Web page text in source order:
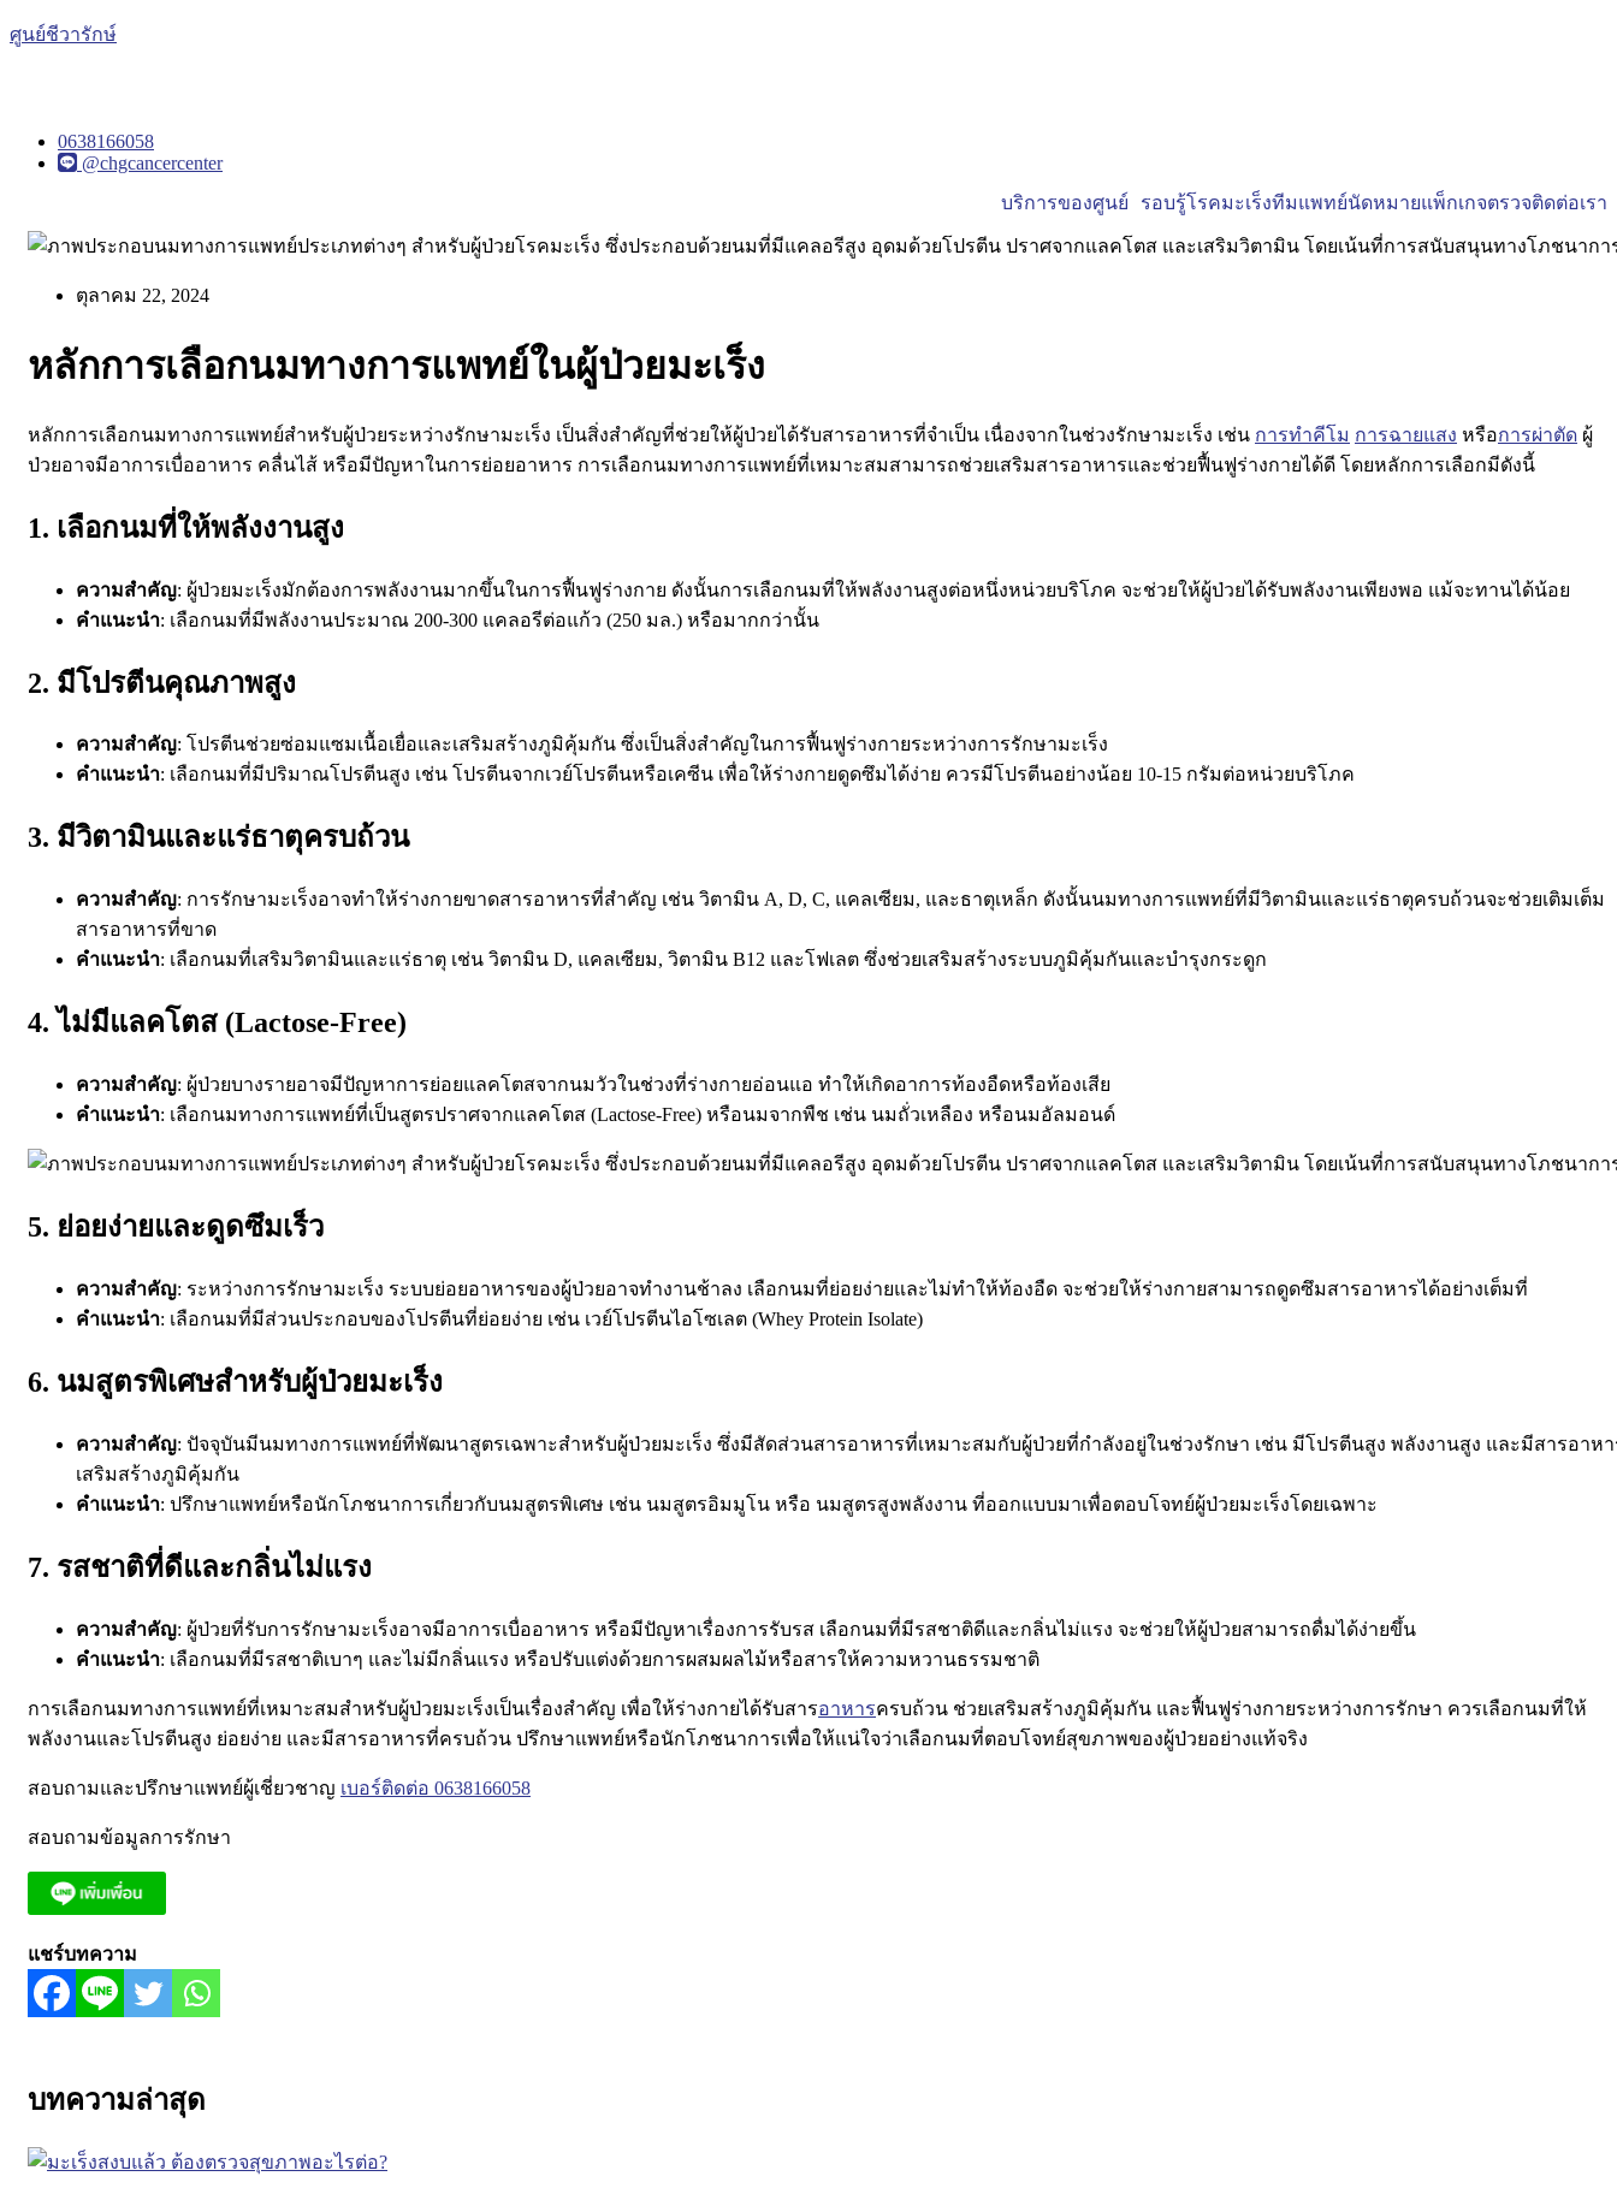
ศูนย์ชีวารักษ์
0638166058
@chgcancercenter
บริการของศูนย์
รอบรู้โรคมะเร็งทีมแพทย์นัดหมายแพ็กเกจตรวจติดต่อเรา
ตุลาคม 22, 2024
หลักการเลือกนมทางการแพทย์ในผู้ป่วยมะเร็ง
หลักการเลือกนมทางการแพทย์สำหรับผู้ป่วยระหว่างรักษามะเร็ง เป็นสิ่งสำคัญที่ช่วยให้ผู้ป่วยได้รับสารอาหารที่จำเป็น เนื่องจากในช่วงรักษามะเร็ง เช่น การทำคีโม การฉายแสง หรือการผ่าตัด ผู้
ป่วยอาจมีอาการเบื่ออาหาร คลื่นไส้ หรือมีปัญหาในการย่อยอาหาร การเลือกนมทางการแพทย์ที่เหมาะสมสามารถช่วยเสริมสารอาหารและช่วยฟื้นฟูร่างกายได้ดี โดยหลักการเลือกมีดังนี้
1. เลือกนมที่ให้พลังงานสูง
ความสำคัญ: ผู้ป่วยมะเร็งมักต้องการพลังงานมากขึ้นในการฟื้นฟูร่างกาย ดังนั้นการเลือกนมที่ให้พลังงานสูงต่อหนึ่งหน่วยบริโภค จะช่วยให้ผู้ป่วยได้รับพลังงานเพียงพอ แม้จะทานได้น้อย
คำแนะนำ: เลือกนมที่มีพลังงานประมาณ 200-300 แคลอรีต่อแก้ว (250 มล.) หรือมากกว่านั้น
2. มีโปรตีนคุณภาพสูง
ความสำคัญ: โปรตีนช่วยซ่อมแซมเนื้อเยื่อและเสริมสร้างภูมิคุ้มกัน ซึ่งเป็นสิ่งสำคัญในการฟื้นฟูร่างกายระหว่างการรักษามะเร็ง
คำแนะนำ: เลือกนมที่มีปริมาณโปรตีนสูง เช่น โปรตีนจากเวย์โปรตีนหรือเคซีน เพื่อให้ร่างกายดูดซึมได้ง่าย ควรมีโปรตีนอย่างน้อย 10-15 กรัมต่อหน่วยบริโภค
3. มีวิตามินและแร่ธาตุครบถ้วน
ความสำคัญ: การรักษามะเร็งอาจทำให้ร่างกายขาดสารอาหารที่สำคัญ เช่น วิตามิน A, D, C, แคลเซียม, และธาตุเหล็ก ดังนั้นนมทางการแพทย์ที่มีวิตามินและแร่ธาตุครบถ้วนจะช่วยเติมเต็ม
สารอาหารที่ขาด
คำแนะนำ: เลือกนมที่เสริมวิตามินและแร่ธาตุ เช่น วิตามิน D, แคลเซียม, วิตามิน B12 และโฟเลต ซึ่งช่วยเสริมสร้างระบบภูมิคุ้มกันและบำรุงกระดูก
4. ไม่มีแลคโตส (Lactose-Free)
ความสำคัญ: ผู้ป่วยบางรายอาจมีปัญหาการย่อยแลคโตสจากนมวัวในช่วงที่ร่างกายอ่อนแอ ทำให้เกิดอาการท้องอืดหรือท้องเสีย
คำแนะนำ: เลือกนมทางการแพทย์ที่เป็นสูตรปราศจากแลคโตส (Lactose-Free) หรือนมจากพืช เช่น นมถั่วเหลือง หรือนมอัลมอนด์
5. ย่อยง่ายและดูดซึมเร็ว
ความสำคัญ: ระหว่างการรักษามะเร็ง ระบบย่อยอาหารของผู้ป่วยอาจทำงานช้าลง เลือกนมที่ย่อยง่ายและไม่ทำให้ท้องอืด จะช่วยให้ร่างกายสามารถดูดซึมสารอาหารได้อย่างเต็มที่
คำแนะนำ: เลือกนมที่มีส่วนประกอบของโปรตีนที่ย่อยง่าย เช่น เวย์โปรตีนไอโซเลต (Whey Protein Isolate)
6. นมสูตรพิเศษสำหรับผู้ป่วยมะเร็ง
ความสำคัญ: ปัจจุบันมีนมทางการแพทย์ที่พัฒนาสูตรเฉพาะสำหรับผู้ป่วยมะเร็ง ซึ่งมีสัดส่วนสารอาหารที่เหมาะสมกับผู้ป่วยที่กำลังอยู่ในช่วงรักษา เช่น มีโปรตีนสูง พลังงานสูง และมีสารอาห
เสริมสร้างภูมิคุ้มกัน
คำแนะนำ: ปรึกษาแพทย์หรือนักโภชนาการเกี่ยวกับนมสูตรพิเศษ เช่น นมสูตรอิมมูโน หรือ นมสูตรสูงพลังงาน ที่ออกแบบมาเพื่อตอบโจทย์ผู้ป่วยมะเร็งโดยเฉพาะ
7. รสชาติที่ดีและกลิ่นไม่แรง
ความสำคัญ: ผู้ป่วยที่รับการรักษามะเร็งอาจมีอาการเบื่ออาหาร หรือมีปัญหาเรื่องการรับรส เลือกนมที่มีรสชาติดีและกลิ่นไม่แรง จะช่วยให้ผู้ป่วยสามารถดื่มได้ง่ายขึ้น
คำแนะนำ: เลือกนมที่มีรสชาติเบาๆ และไม่มีกลิ่นแรง หรือปรับแต่งด้วยการผสมผลไม้หรือสารให้ความหวานธรรมชาติ
การเลือกนมทางการแพทย์ที่เหมาะสมสำหรับผู้ป่วยมะเร็งเป็นเรื่องสำคัญ เพื่อให้ร่างกายได้รับสารอาหารครบถ้วน ช่วยเสริมสร้างภูมิคุ้มกัน และฟื้นฟูร่างกายระหว่างการรักษา ควรเลือกนมที่ให้
พลังงานและโปรตีนสูง ย่อยง่าย และมีสารอาหารที่ครบถ้วน ปรึกษาแพทย์หรือนักโภชนาการเพื่อให้แน่ใจว่าเลือกนมที่ตอบโจทย์สุขภาพของผู้ป่วยอย่างแท้จริง
สอบถามและปรึกษาแพทย์ผู้เชี่ยวชาญ เบอร์ติดต่อ 0638166058
สอบถามข้อมูลการรักษา
แชร์บทความ
บทความล่าสุด